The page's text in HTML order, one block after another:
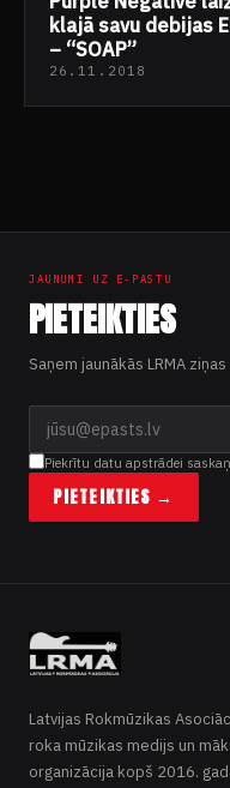
klajā savu debijas
– “SOAP”
26.11.2018
JAUNUMI UZ E-PASTU
PIETEIKTIES
Saņem jaunākās LRMA
Piekrītu datu apstrādei
PIETEIKTIES →
Latvijas Rokmūzikas
roka mūzikas medijs un
organizācija kopš 2016.